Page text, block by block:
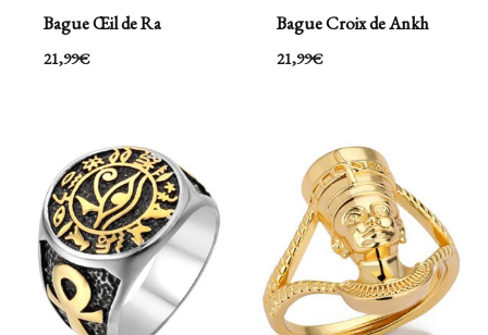
Bague Œil de Ra
21,99€
Bague Croix de Ankh
21,99€